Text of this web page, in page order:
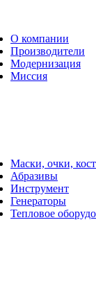
О компании
Производители
Модернизация
Миссия
Маски, очки,
Абразивы
Инструмент
Генераторы
Тепловое